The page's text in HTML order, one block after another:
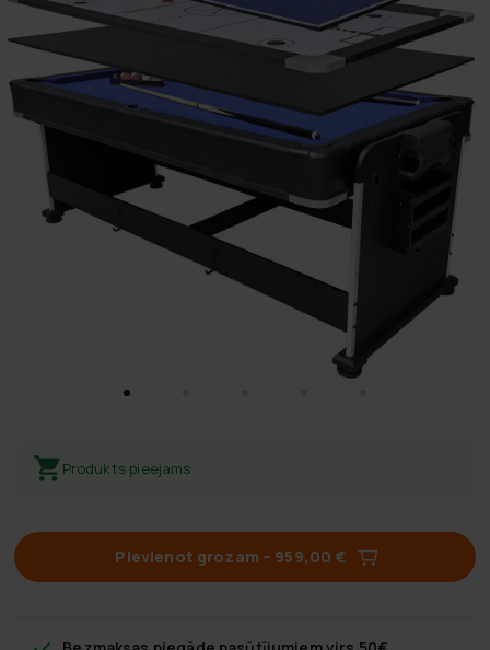
Produkts pieejams
Pievienot grozam – 959,00 €